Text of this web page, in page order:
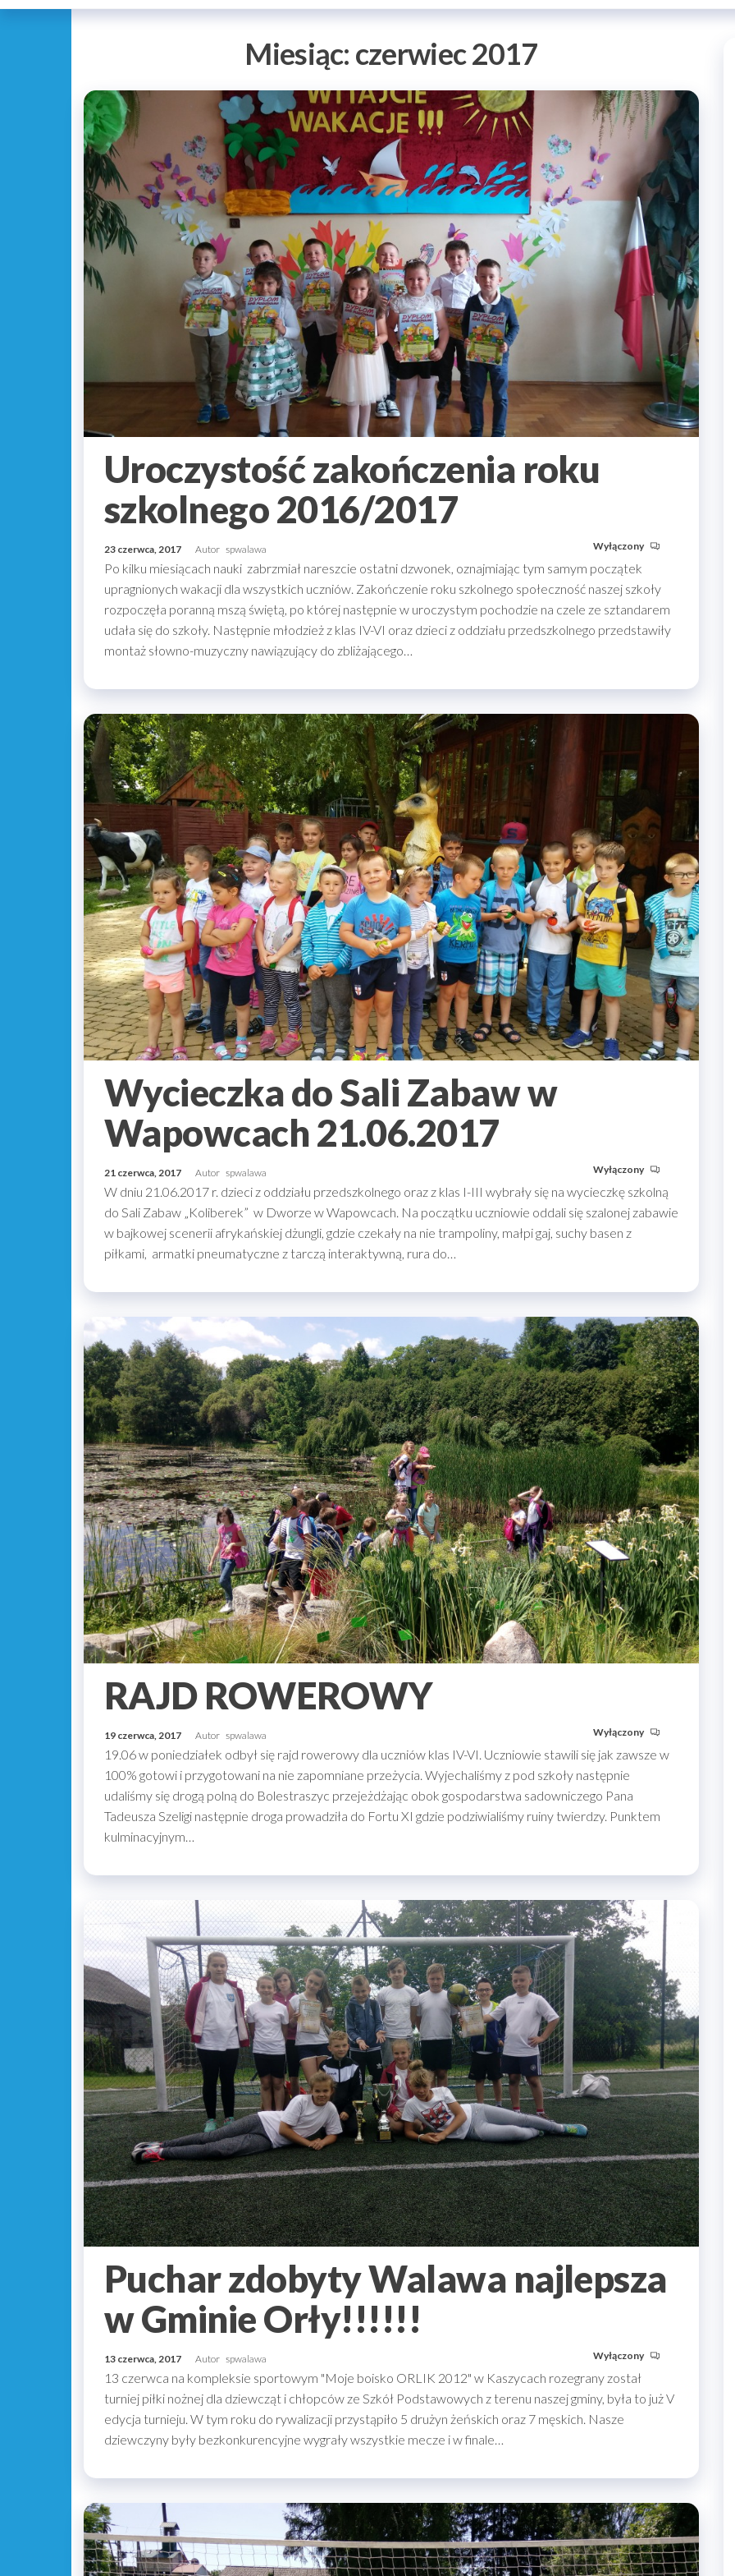
Miesiąc: czerwiec 2017
Uroczystość zakończenia roku
szkolnego 2016/2017
23 czerwca, 2017 Autor spwalawa Wyłączony
Po kilku miesiącach nauki zabrzmiał nareszcie ostatni dzwonek, oznajmiając tym samym początek
upragnionych wakacji dla wszystkich uczniów. Zakończenie roku szkolnego społeczność naszej szkoły
rozpoczęła poranną mszą świętą, po której następnie w uroczystym pochodzie na czele ze sztandarem
udała się do szkoły. Następnie młodzież z klas IV-VI oraz dzieci z oddziału przedszkolnego przedstawiły
montaż słowno-muzyczny nawiązujący do zbliżającego…
Wycieczka do Sali Zabaw w
Wapowcach 21.06.2017
21 czerwca, 2017 Autor spwalawa Wyłączony
W dniu 21.06.2017 r. dzieci z oddziału przedszkolnego oraz z klas I-III wybrały się na wycieczkę szkolną
do Sali Zabaw „Koliberek” w Dworze w Wapowcach. Na początku uczniowie oddali się szalonej zabawie
w bajkowej scenerii afrykańskiej dżungli, gdzie czekały na nie trampoliny, małpi gaj, suchy basen z
piłkami, armatki pneumatyczne z tarczą interaktywną, rura do…
RAJD ROWEROWY
19 czerwca, 2017 Autor spwalawa Wyłączony
19.06 w poniedziałek odbył się rajd rowerowy dla uczniów klas IV-VI. Uczniowie stawili się jak zawsze w
100% gotowi i przygotowani na nie zapomniane przeżycia. Wyjechaliśmy z pod szkoły następnie
udaliśmy się drogą polną do Bolestraszyc przejeżdżając obok gospodarstwa sadowniczego Pana
Tadeusza Szeligi następnie droga prowadziła do Fortu XI gdzie podziwialiśmy ruiny twierdzy. Punktem
kulminacyjnym…
Puchar zdobyty Walawa najlepsza
w Gminie Orły!!!!!!
13 czerwca, 2017 Autor spwalawa Wyłączony
13 czerwca na kompleksie sportowym "Moje boisko ORLIK 2012" w Kaszycach rozegrany został
turniej piłki nożnej dla dziewcząt i chłopców ze Szkół Podstawowych z terenu naszej gminy, była to już V
edycja turnieju. W tym roku do rywalizacji przystąpiło 5 drużyn żeńskich oraz 7 męskich. Nasze
dziewczyny były bezkonkurencyjne wygrały wszystkie mecze i w finale…